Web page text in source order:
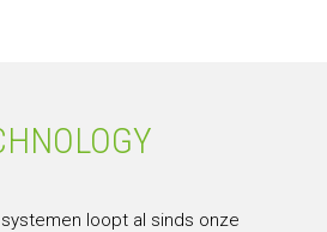
loopt al sinds onze